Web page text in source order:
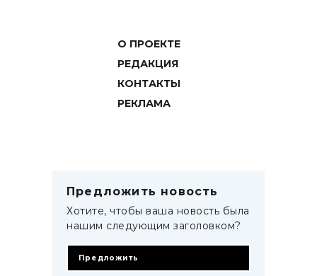
О ПРОЕКТЕ
РЕДАКЦИЯ
КОНТАКТЫ
РЕКЛАМА
Предложить новость
Хотите, чтобы ваша новость была
нашим следующим заголовком?
Предложить